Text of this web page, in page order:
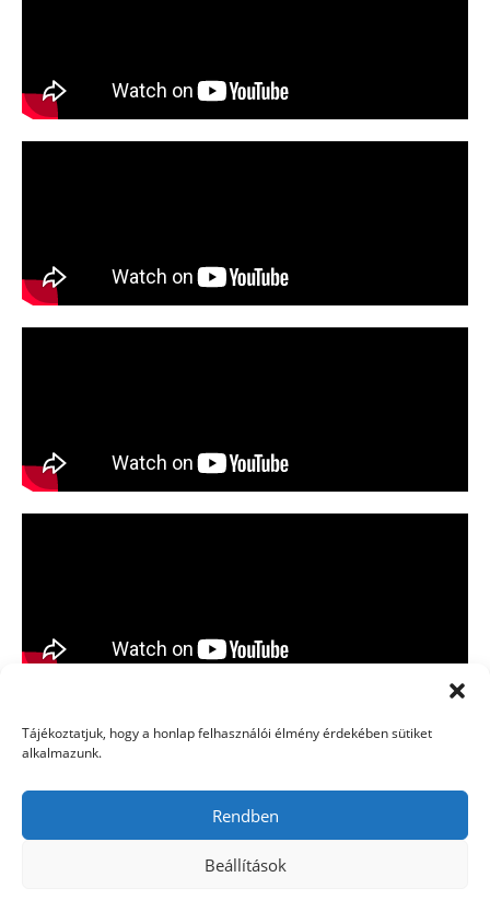
Tájékoztatjuk, hogy a honlap felhasználói élmény érdekében sütiket
alkalmazunk.
Rendben
Beállítások
Vízió Történelem Jegyek Utazás
Önkéntesség
Támogatás Linkek